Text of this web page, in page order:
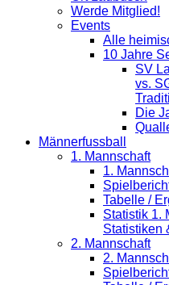
Werde Mitglied!
Events
Alle
10 Jahre
SV
vs.
Die
Männerfussball
1. Mannschaft
1.
Tabelle /
Statistik 1.
Statistiken
2. Mannschaft
2.